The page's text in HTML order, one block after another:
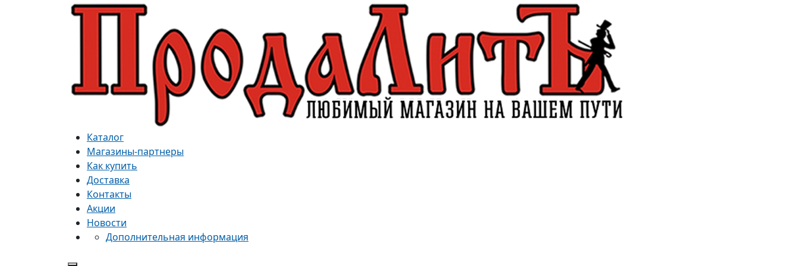
Каталог
Магазины-партнеры
Как купить
Доставка
Контакты
Акции
Новости
Дополнительная информация